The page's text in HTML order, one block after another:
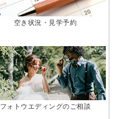
空き状況・見学予約
フォトウエディングのご相談